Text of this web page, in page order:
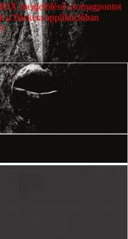
megjelölésű csomagpontot
a Packeta applikációban